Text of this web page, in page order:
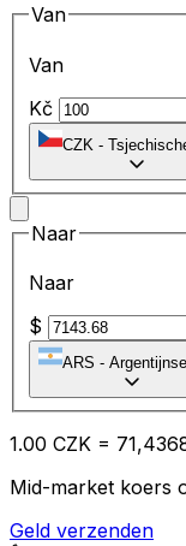
Van
Van
Kč
CZK -
Naar
Naar
$
ARS -
1.00 CZK = 71
Mid-market koers
Geld verzenden